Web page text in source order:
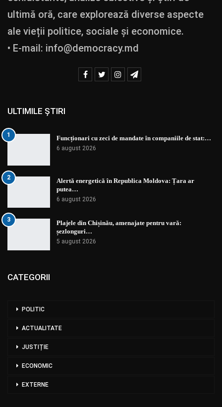
ultimă oră, care explorează diverse aspecte
ale vieții politice, sociale și economice.
• E-mail: info@democracy.md
ULTIMILE ȘTIRI
1 Funcționari cu zeci de mandate în companiile de stat:…
6 august 2026
2
Alertă energetică în Republica Moldova: Țara ar
putea…
6 august 2026
3
Plajele din Chișinău, amenajate pentru vară:
șezlonguri…
5 august 2026
CATEGORII
POLITIC
ACTUALITATE
JUSTIȚIE
ECONOMIC
EXTERNE